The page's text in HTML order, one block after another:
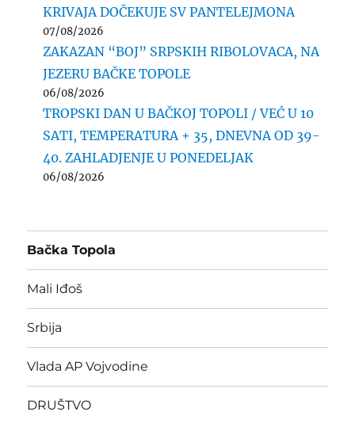
KRIVAJA DOČEKUJE SV PANTELEJMONA
07/08/2026
ZAKAZAN “BOJ” SRPSKIH RIBOLOVACA, NA
JEZERU BAČKE TOPOLE
06/08/2026
TROPSKI DAN U BAČKOJ TOPOLI / VEĆ U 10
SATI, TEMPERATURA + 35, DNEVNA OD 39-
40. ZAHLADJENJE U PONEDELJAK
06/08/2026
Bačka Topola
Mali Iđoš
Srbija
Vlada AP Vojvodine
DRUŠTVO